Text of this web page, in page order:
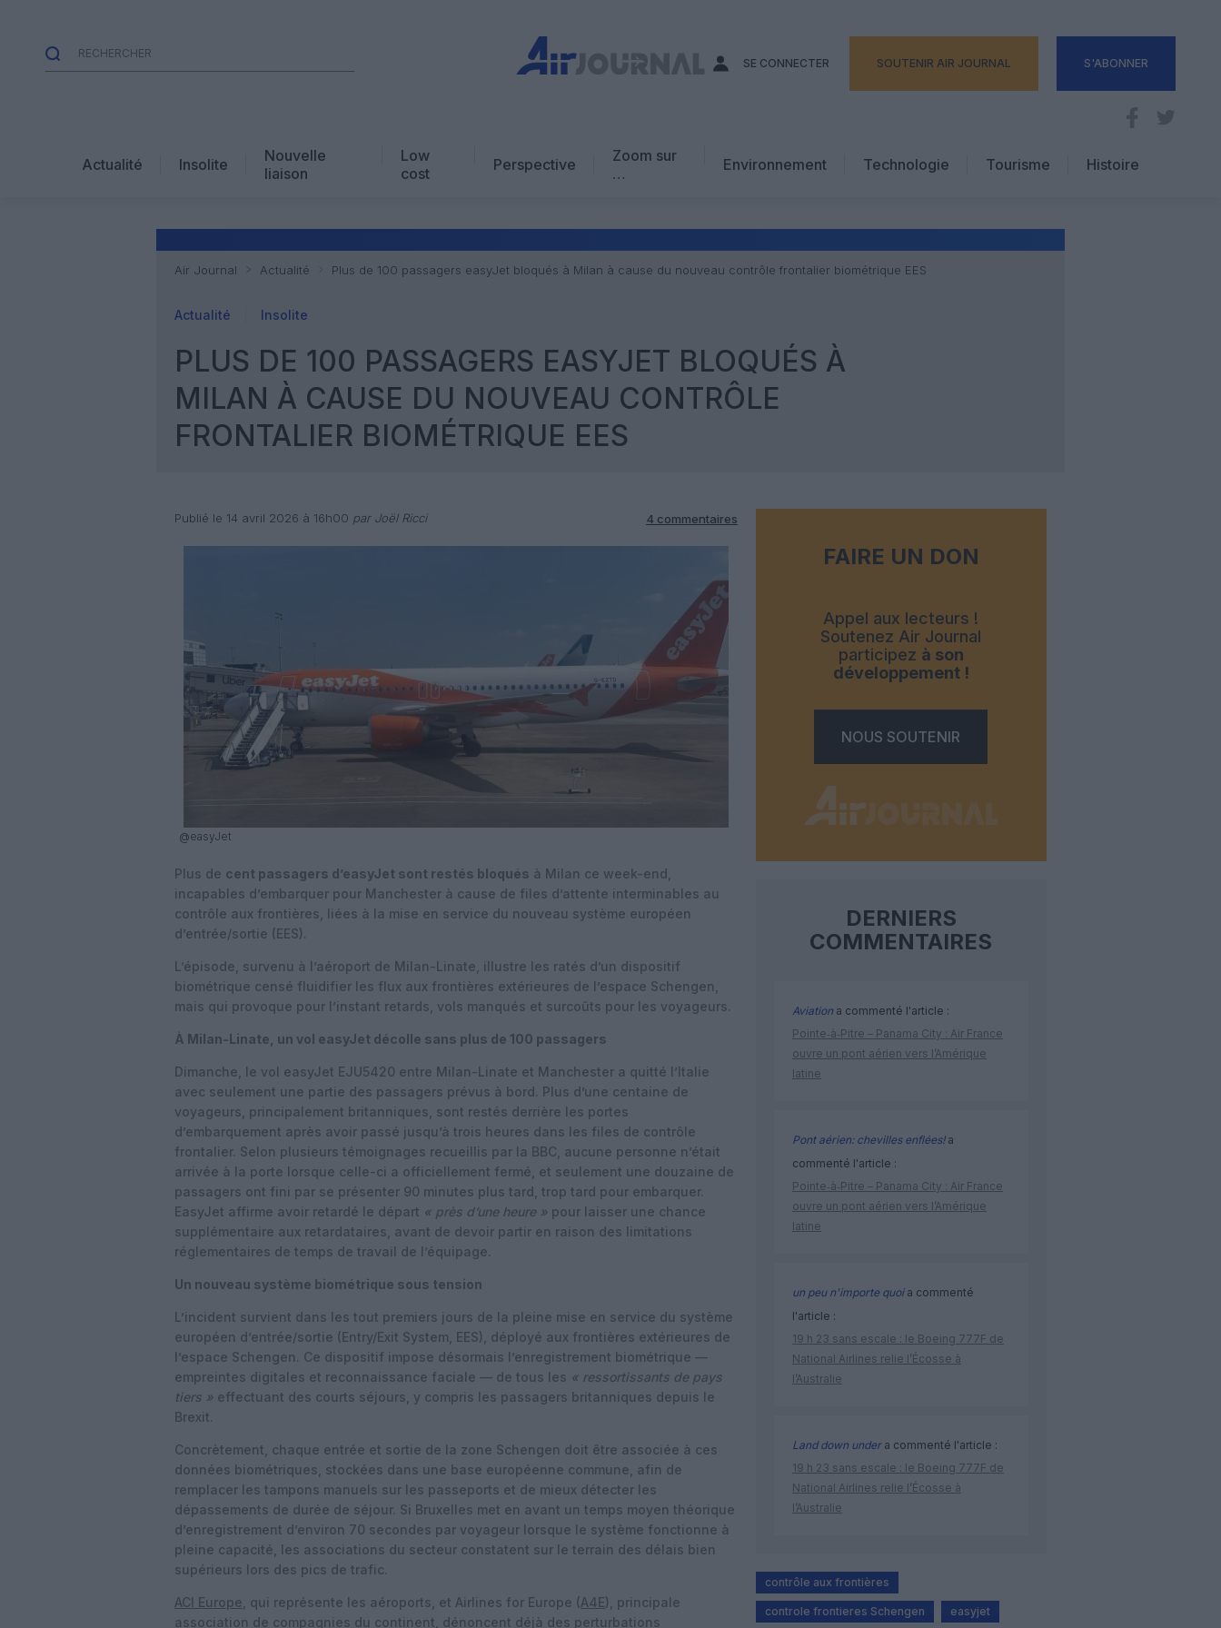
SE CONNECTER SOUTENIR AIR JOURNAL S'ABONNER
Actualité Insolite
Nouvelle
liaison
Low
cost
Perspective
Zoom sur
…
Avis d’expert
Environnement Technologie
Tourisme
Hôtellerie
Histoire
Air Journal Actualité Plus de 100 passagers easyJet bloqués à Milan à cause du nouveau contrôle frontalier biométrique EES
Actualité Insolite
PLUS DE 100 PASSAGERS EASYJET BLOQUÉS À
MILAN À CAUSE DU NOUVEAU CONTRÔLE
FRONTALIER BIOMÉTRIQUE EES
Publié le 14 avril 2026 à 16h00 par Joël Ricci 4 commentaires
@easyJet
Plus de cent passagers d’easyJet sont restés bloqués à Milan ce week-end,
incapables d’embarquer pour Manchester à cause de files d’attente interminables au
contrôle aux frontières, liées à la mise en service du nouveau système européen
d’entrée/sortie (EES).
L’épisode, survenu à l’aéroport de Milan-Linate, illustre les ratés d’un dispositif
biométrique censé fluidifier les flux aux frontières extérieures de l’espace Schengen,
mais qui provoque pour l’instant retards, vols manqués et surcoûts pour les voyageurs.
À Milan-Linate, un vol easyJet décolle sans plus de 100 passagers
Dimanche, le vol easyJet EJU5420 entre Milan-Linate et Manchester a quitté l’Italie
avec seulement une partie des passagers prévus à bord. Plus d’une centaine de
voyageurs, principalement britanniques, sont restés derrière les portes
d’embarquement après avoir passé jusqu’à trois heures dans les files de contrôle
frontalier. Selon plusieurs témoignages recueillis par la BBC, aucune personne n’était
arrivée à la porte lorsque celle-ci a officiellement fermé, et seulement une douzaine de
passagers ont fini par se présenter 90 minutes plus tard, trop tard pour embarquer.
EasyJet affirme avoir retardé le départ « près d’une heure » pour laisser une chance
supplémentaire aux retardataires, avant de devoir partir en raison des limitations
réglementaires de temps de travail de l’équipage.
Un nouveau système biométrique sous tension
L’incident survient dans les tout premiers jours de la pleine mise en service du système
européen d’entrée/sortie (Entry/Exit System, EES), déployé aux frontières extérieures de
l’espace Schengen. Ce dispositif impose désormais l’enregistrement biométrique —
empreintes digitales et reconnaissance faciale — de tous les « ressortissants de pays
tiers » effectuant des courts séjours, y compris les passagers britanniques depuis le
Brexit.
Concrètement, chaque entrée et sortie de la zone Schengen doit être associée à ces
données biométriques, stockées dans une base européenne commune, afin de
remplacer les tampons manuels sur les passeports et de mieux détecter les
dépassements de durée de séjour. Si Bruxelles met en avant un temps moyen théorique
d’enregistrement d’environ 70 secondes par voyageur lorsque le système fonctionne à
pleine capacité, les associations du secteur constatent sur le terrain des délais bien
supérieurs lors des pics de trafic.
ACI Europe , qui représente les aéroports, et Airlines for Europe (A4E), principale
association de compagnies du continent, dénoncent déjà des perturbations
FAIRE UN DON
Appel aux lecteurs !
Soutenez Air Journal
participez à son
développement !
NOUS SOUTENIR
DERNIERS
COMMENTAIRES
Aviation a commenté l'article :
Pointe‑à‑Pitre – Panama City : Air France
ouvre un pont aérien vers l’Amérique
latine
Pont aérien: chevilles enflées!a
commenté l'article :
Pointe‑à‑Pitre – Panama City : Air France
ouvre un pont aérien vers l’Amérique
latine
un peu n'importe quoia commenté
l'article :
19 h 23 sans escale : le Boeing 777F de
National Airlines relie l’Écosse à
l’Australie
Land down undera commenté l'article :
19 h 23 sans escale : le Boeing 777F de
National Airlines relie l’Écosse à
l’Australie
contrôle aux frontières
controle frontieres Schengen easyjet